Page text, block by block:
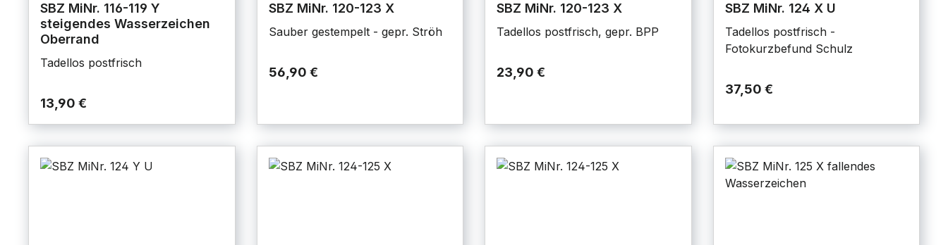
SBZ MiNr. 116-119 Y
steigendes Wasserzeichen
Oberrand
Tadellos postfrisch
13,90 €
SBZ MiNr. 120-123 X
Sauber gestempelt - gepr. Ströh
56,90 €
SBZ MiNr. 120-123 X
Tadellos postfrisch, gepr. BPP
23,90 €
SBZ MiNr. 124 X U
Tadellos postfrisch -
Fotokurzbefund Schulz
37,50 €